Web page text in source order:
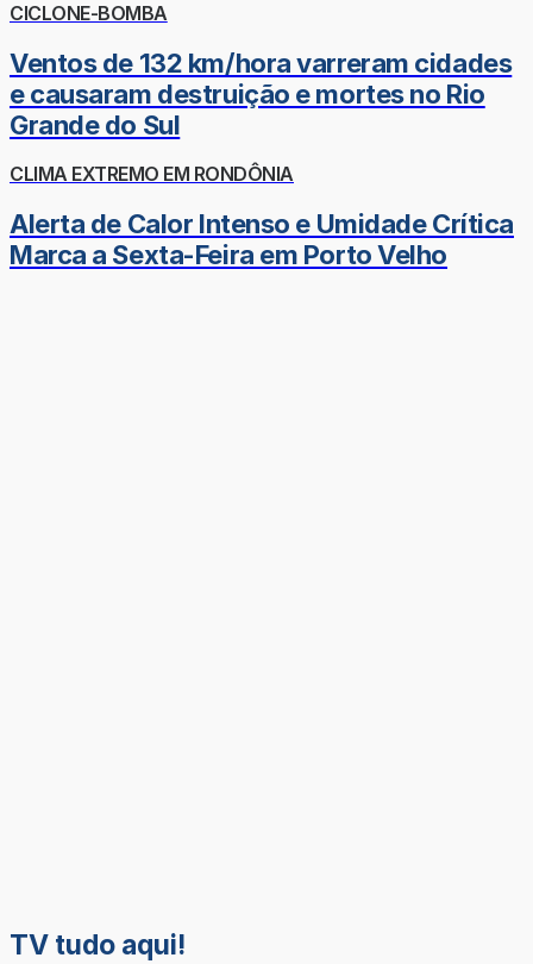
CICLONE-BOMBA
Ventos de 132 km/hora varreram cidades
e causaram destruição e mortes no Rio
Grande do Sul
CLIMA EXTREMO EM RONDÔNIA
Alerta de Calor Intenso e Umidade Crítica
Marca a Sexta-Feira em Porto Velho
TV tudo aqui!